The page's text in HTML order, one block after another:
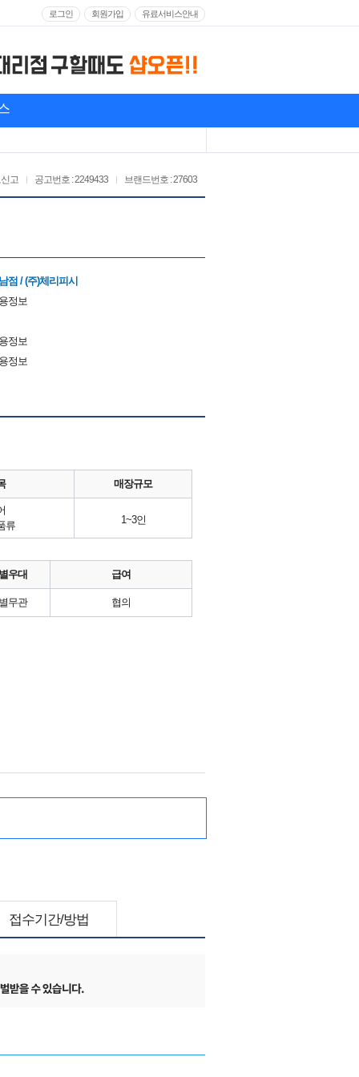
로그인 회원가입 유료서비스안내
브랜드번호 : 27603
공고번호 : 2249433
고
점 / (주)체리피시
정보
정보
정보
매장규모
류
1~3인
우대 급여
무관 협의
접수기간/방법